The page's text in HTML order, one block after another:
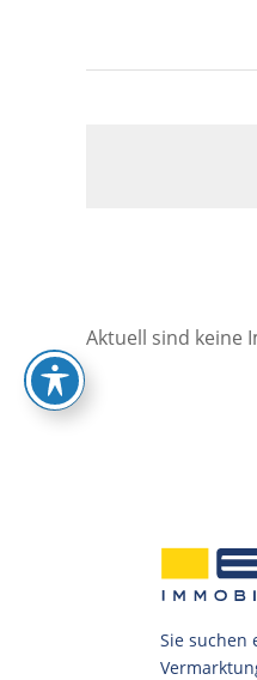
Aktuell sind keine
Sie suchen